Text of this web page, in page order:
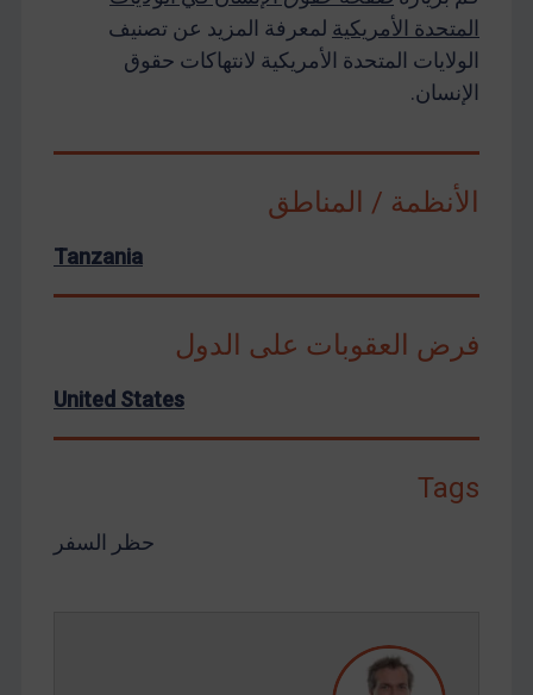
المتحدة الأمريكية لمعرفة المزيد عن تصنيف
الولايات المتحدة الأمريكية لانتهاكات حقوق
الإنسان.
الأنظمة / المناطق
Tanzania
فرض العقوبات على الدول
United States
Tags
حظر السفر